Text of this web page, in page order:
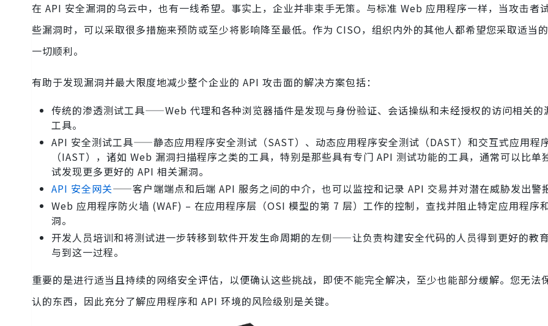
在 API 安全漏洞的乌云中，也有一线希望。事实上，企业并非束手无策。与标准 Web 应用程序一样，当攻击者
些漏洞时，可以采取很多措施来预防或至少将影响降至最低。作为 CISO，组织内外的其他人都希望您采取适当
一切顺利。
有助于发现漏洞并最大限度地减少整个企业的 API 攻击面的解决方案包括：
传统的渗透测试工具——Web 代理和各种浏览器插件是发现与身份验证、会话操纵和未经授权的访问相关的
工具。
API 安全测试工具——静态应用程序安全测试（SAST）、动态应用程序安全测试（DAST）和交互式应用程
（IAST），诸如 Web 漏洞扫描程序之类的工具，特别是那些具有专门 API 测试功能的工具，通常可以比单
试发现更多更好的 API 相关漏洞。
API 安全网关——客户端端点和后端 API 服务之间的中介，也可以监控和记录 API 交易并对潜在威胁发出警
Web 应用程序防火墙 (WAF) – 在应用程序层（OSI 模型的第 7 层）工作的控制，查找并阻止特定应用程序
洞。
开发人员培训和将测试进一步转移到软件开发生命周期的左侧——让负责构建安全代码的人员得到更好的教
与到这一过程。
重要的是进行适当且持续的网络安全评估，以便确认这些挑战，即使不能完全解决，至少也能部分缓解。您无法
认的东西，因此充分了解应用程序和 API 环境的风险级别是关键。